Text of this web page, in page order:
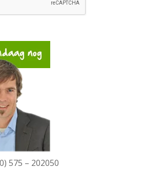
575 – 202050